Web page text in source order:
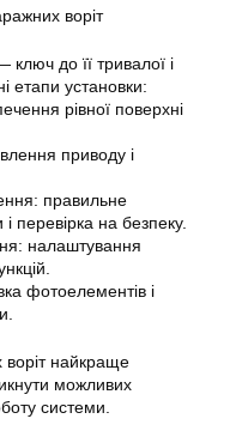
воріт
до її тривалої і
етапи установки:
рівної поверхні
приводу і
правильне
перевірка на безпеку.
налаштування
фотоелементів і
найкраще
можливих
системи.